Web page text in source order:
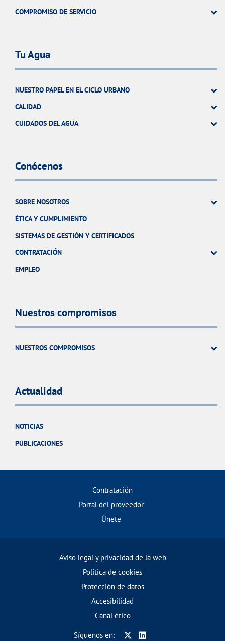
COMPROMISO DE SERVICIO
Tu Agua
NUESTRO PAPEL EN EL CICLO URBANO
CALIDAD
CUIDADOS DEL AGUA
Conócenos
SOBRE NOSOTROS
ÉTICA Y CUMPLIMIENTO
SISTEMAS DE GESTIÓN Y CERTIFICADOS
CONTRATACIÓN
EMPLEO
Nuestros compromisos
NUESTROS COMPROMISOS
Actualidad
NOTICIAS
PUBLICACIONES
Contratación
Portal del proveedor
Únete
Aviso legal y privacidad de la web
Política de cookies
Protección de datos
Accesibilidad
Canal ético
Síguenos en: